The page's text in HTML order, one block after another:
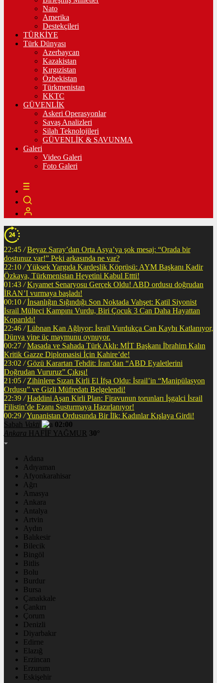
Nato
Amerika
Destekçileri
TÜRKİYE
Türk Dünyası
Azerbaycan
Kazakistan
Kırgızistan
Özbekistan
Türkmenistan
KKTC
GÜVENLİK
Askeri Operasyonlar
Savaş Analizleri
Silah Teknolojileri
GÜVENLİK & SAVUNMA
Galeri
Video Galeri
Foto Galeri
22:45 / Beyaz Saray’dan Orta Asya’ya şok mesaj: “Orada bir
dostunuz var!” Peki arkasında ne var?
22:10 /Yüksek Yargıda Kardeşlik Köprüsü: AYM Başkanı Kadir
Özkaya, Türkmenistan Heyetini Kabul Ettti!
01:43 / Kıyamet Senaryosu Gerçek Oldu! ABD ordusu doğrudan
İRAN’I vurmaya başladı!
00:10 / İnsanlığın Sığındığı Son Noktada Vahşet: Katil Siyonist
İsrail Mülteci Kampını Vurdu, Biri Çocuk 3 Can Daha Hayattan
Koparıldı!
22:46 / Lübnan Kan Ağlıyor: İsrail Vurdukça Can Kaybı Katlanıyor,
Dünya yine üç maymunu oynuyor.
00:27 / Masada ve Sahada Türk Aklı: MİT Başkanı İbrahim Kalın
Kritik Gazze Diplomasisi İçin Kahire’de!
23:02 / Gözü Karartan Tehdit: İran’dan “ABD Eyaletlerini
Doğrudan Vururuz” Çıkışı!
21:05 / Zihinlere Sızan Kirli El İfşa Oldu: İsrail’in “Manipülasyon
Ordusu” ve Gizli Müfredatı Belgelendi!
22:39 / Haddini Aşan Kirli Plan: Firavunun torunları İşgalci İsrail
Filistin’de Ezanı Susturmaya Hazırlanıyor!
00:29 /Yunanistan Ordusunda Bir İlk: Kadınlar Kışlaya Girdi!
Sabah Vakti
02:00
Ankara HAFİF YAĞMUR 30°
Adana
Adıyaman
Afyonkarahisar
Ağrı
Amasya
Ankara
Antalya
Artvin
Aydın
Balıkesir
Bilecik
Bingöl
Bitlis
Bolu
Burdur
Bursa
Çanakkale
Çankırı
Çorum
Denizli
Diyarbakır
Edirne
Elazığ
Erzincan
Erzurum
Eskişehir